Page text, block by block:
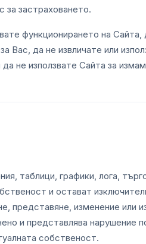
за застраховането.
функционирането на Сайта,
Вас, да не извличате или
не използвате Сайта за
таблици, графики, лога,
и остават
представяне, изменение или
и представлява нарушение
собственост.